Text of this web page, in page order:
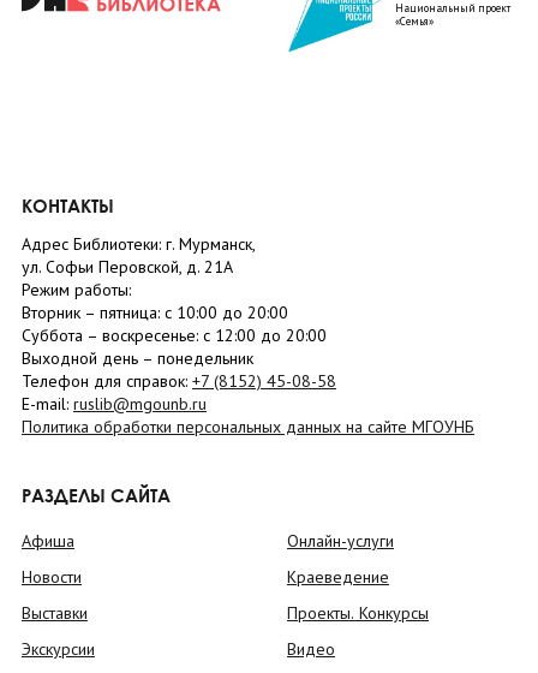
Национальный проект
«Семья»
КОНТАКТЫ
Адрес Библиотеки: г. Мурманск,
ул. Софьи Перовской, д. 21А
Режим работы:
Вторник – пятница: с 10:00 до 20:00
Суббота – воскресенье: c 12:00 до 20:00
Выходной день – понедельник
Телефон для справок: +7 (8152) 45-08-58
E-mail: ruslib@mgounb.ru
Политика обработки персональных данных на сайте МГОУНБ
РАЗДЕЛЫ САЙТА
Афиша
Новости
Выставки
Экскурсии
Онлайн-услуги
Краеведение
Проекты. Конкурсы
Видео